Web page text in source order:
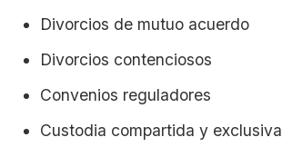
Divorcios de mutuo acuerdo
Divorcios contenciosos
Convenios reguladores
Custodia compartida y exclusiva